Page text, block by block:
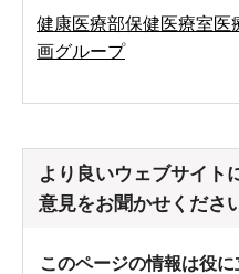
健康医療部保健医療室医
画グループ
より良いウェブサイト
意見をお聞かせくださ
このページの情報は役